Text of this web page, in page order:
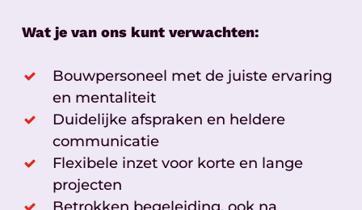
Wat je van ons kunt verwachten:
Bouwpersoneel met de juiste ervaring
en mentaliteit
Duidelijke afspraken en heldere
communicatie
Flexibele inzet voor korte en lange
projecten